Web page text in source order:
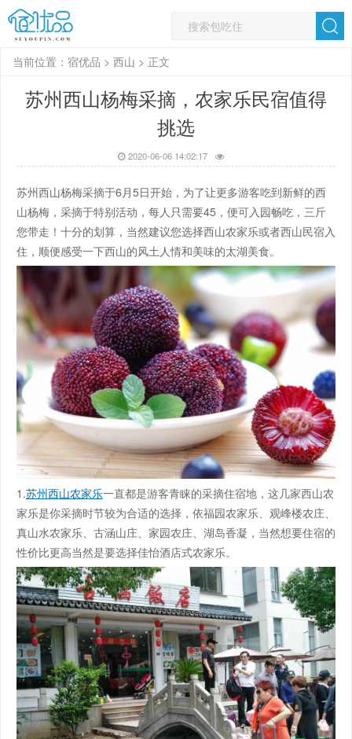
当前位置： 宿优品 > 西山 > 正文
苏州西山杨梅采摘，农家乐民宿值得
挑选
2020-06-06 14:02:17
苏州西山杨梅采摘于6月5日开始，为了让更多游客吃到新鲜的西
山杨梅，采摘于特别活动，每人只需要45，便可入园畅吃，三斤
您带走！十分的划算，当然建议您选择西山农家乐或者西山民宿入
住，顺便感受一下西山的风土人情和美味的太湖美食。
1.苏州西山农家乐一直都是游客青睐的采摘住宿地，这几家西山农
家乐是你采摘时节较为合适的选择，依福园农家乐、观峰楼农庄、
真山水农家乐、古涵山庄、家园农庄、湖岛香凝，当然想要住宿的
性价比更高当然是要选择佳怡酒店式农家乐。